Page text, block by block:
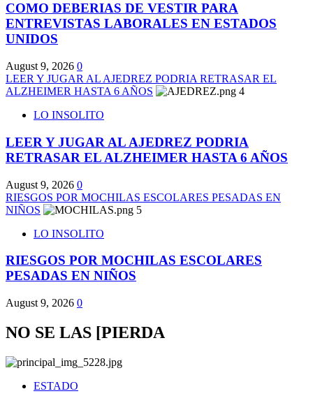
COMO DEBERIAS DE VESTIR PARA
ENTREVISTAS LABORALES EN ESTADOS
UNIDOS
August 9, 2026 0
LEER Y JUGAR AL AJEDREZ PODRIA RETRASAR EL
ALZHEIMER HASTA 6 AÑOS
4
LO INSOLITO
LEER Y JUGAR AL AJEDREZ PODRIA
RETRASAR EL ALZHEIMER HASTA 6 AÑOS
August 9, 2026 0
RIESGOS POR MOCHILAS ESCOLARES PESADAS EN
NIÑOS
5
LO INSOLITO
RIESGOS POR MOCHILAS ESCOLARES
PESADAS EN NIÑOS
August 9, 2026 0
NO SE LAS [PIERDA
ESTADO